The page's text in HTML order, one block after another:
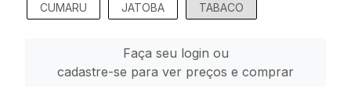
CUMARU JATOBA TABACO
Faça seu login ou
cadastre-se para ver preços e comprar